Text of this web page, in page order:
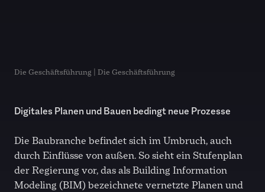
Die Geschäftsführung | Die Geschäftsführung
Digitales Planen und Bauen bedingt neue Prozesse
Die Baubranche befindet sich im Umbruch, auch
durch Einflüsse von außen. So sieht ein Stufenplan
der Regierung vor, das als Building Information
Modeling (BIM) bezeichnete vernetzte Planen und